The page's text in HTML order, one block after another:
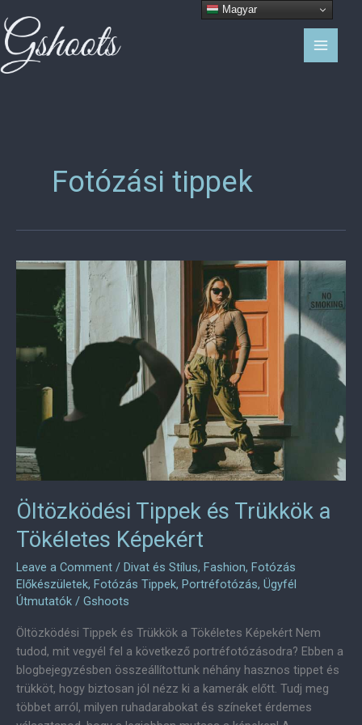
to
content
Fotózási tippek
Öltözködési Tippek és Trükkök a
Tökéletes Képekért
Leave a Comment / Divat és Stílus, Fashion, Fotózás
Előkészületek, Fotózás Tippek, Portréfotózás, Ügyfél
Útmutatók / Gshoots
Öltözködési Tippek és Trükkök a Tökéletes Képekért Nem
tudod, mit vegyél fel a következő portréfotózásodra? Ebben a
blogbejegyzésben összeállítottunk néhány hasznos tippet és
trükköt, hogy biztosan jól nézz ki a kamerák előtt. Tudj meg
többet arról, milyen ruhadarabokat és színeket érdemes
Magyar